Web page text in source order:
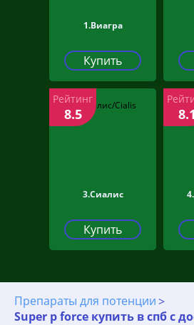
1.Виагра
Купить
3.Сиалис
Купить
Рейтинг
8.5 8.1
Препараты для потенции
Super p force купить в спб с